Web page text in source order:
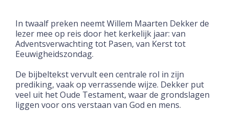
In twaalf preken neemt Willem Maarten Dekker de
lezer mee op reis door het kerkelijk jaar: van
Adventsverwachting tot Pasen, van Kerst tot
Eeuwigheidszondag.
De bijbeltekst vervult een centrale rol in zijn
prediking, vaak op verrassende wijze. Dekker put
veel uit het Oude Testament, waar de grondslagen
liggen voor ons verstaan van God en mens.